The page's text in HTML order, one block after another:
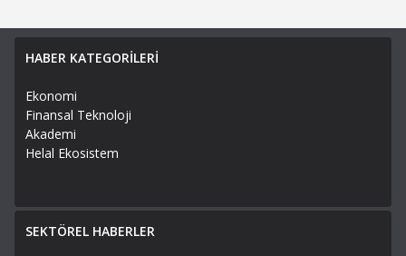
HABER KATEGORİLERİ
Ekonomi
Finansal Teknoloji
Akademi
Helal Ekosistem
SEKTÖREL HABERLER